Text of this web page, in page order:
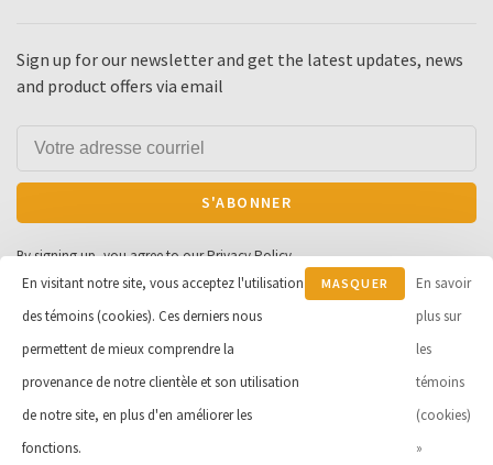
Sign up for our newsletter and get the latest updates, news
and product offers via email
S'ABONNER
By signing up, you agree to our Privacy Policy.
© Copyright 2026 Cycle et Sports
- Theme byHuysmans.me
-Cycle Robert
En visitant notre site, vous acceptez l'utilisation
des témoins (cookies). Ces derniers nous
permettent de mieux comprendre la
provenance de notre clientèle et son utilisation
de notre site, en plus d'en améliorer les
fonctions.
MASQUER
En savoir
plus sur
les
témoins
(cookies)
»